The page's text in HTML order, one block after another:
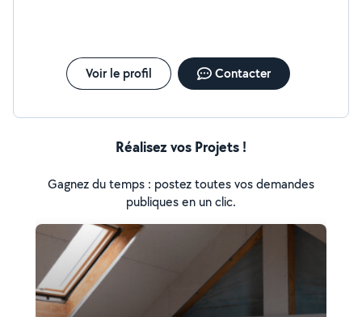
Voir le profil Contacter
Réalisez vos Projets !
Gagnez du temps : postez toutes vos demandes
publiques en un clic.